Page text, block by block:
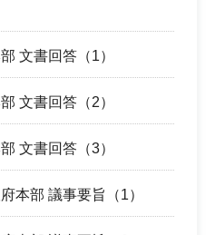
文書回答（1）
文書回答（2）
文書回答（3）
本部 議事要旨（1）